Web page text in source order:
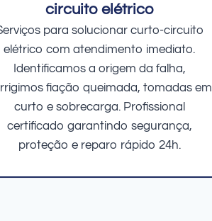
circuito elétrico
para solucionar curto-circuito
elétrico com atendimento imediato.
Identificamos a origem da falha,
fiação queimada, tomadas em
curto e sobrecarga. Profissional
certificado garantindo segurança,
proteção e reparo rápido 24h.